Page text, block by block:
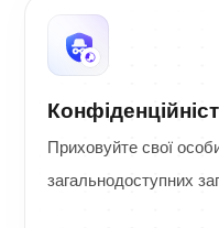
Приховуйте свої
загальнодоступних